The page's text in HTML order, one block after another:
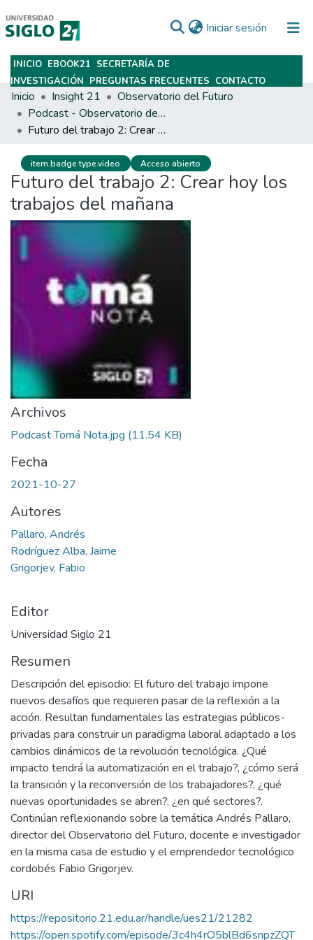
Iniciar sesión (current)
Subir
INICIO EBOOK21 SECRETARÍA DE
INVESTIGACIÓN PREGUNTAS FRECUENTES CONTACTO
Inicio Insight 21
Observatorio del Futuro
Podcast - Observatorio del Futuro
Futuro del trabajo 2: Crear hoy los trabajos del mañana
item.badge.type.video Acceso abierto
Futuro del trabajo 2: Crear hoy los
trabajos del mañana
Archivos
Podcast Tomá Nota.jpg (11.54 KB)
Fecha
2021-10-27
Autores
Pallaro, Andrés
Rodríguez Alba, Jaime
Grigorjev, Fabio
Editor
Universidad Siglo 21
Resumen
Descripción del episodio: El futuro del trabajo impone
nuevos desafíos que requieren pasar de la reflexión a la
acción. Resultan fundamentales las estrategias públicos-
privadas para construir un paradigma laboral adaptado a los
cambios dinámicos de la revolución tecnológica. ¿Qué
impacto tendrá la automatización en el trabajo?, ¿cómo será
la transición y la reconversión de los trabajadores?, ¿qué
nuevas oportunidades se abren?, ¿en qué sectores?.
Continúan reflexionando sobre la temática Andrés Pallaro,
director del Observatorio del Futuro, docente e investigador
en la misma casa de estudio y el emprendedor tecnológico
cordobés Fabio Grigorjev.
URI
https://repositorio.21.edu.ar/handle/ues21/21282
https://open.spotify.com/episode/3c4h4rO5blBd6snpzZQT